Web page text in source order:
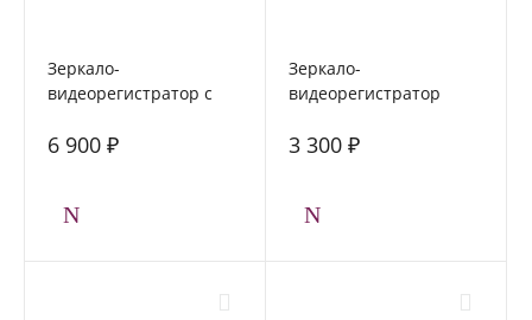
Зеркало-
видеорегистратор с
FORCAR MR-F1030FHD
6 900 ₽
Зеркало-
видеорегистратор
камерой заднего вида
3 300 ₽